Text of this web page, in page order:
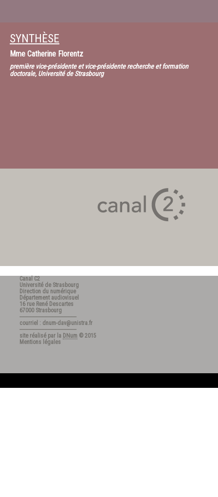
SYNTHÈSE
Mme Catherine Florentz
première vice-présidente et vice-présidente recherche et formation
doctorale, Université de Strasbourg
Canal C2
Université de Strasbourg
Direction du numérique
Département audiovisuel
16 rue René Descartes
67000 Strasbourg
---------------------------------------
courriel : dnum-dav@unistra.fr
---------------------------------------
site réalisé par la DNum © 2015
Mentions légales